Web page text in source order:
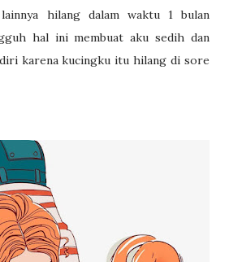
hilang dalam waktu 1 bulan
hal ini membuat aku sedih dan
karena kucingku itu hilang di sore